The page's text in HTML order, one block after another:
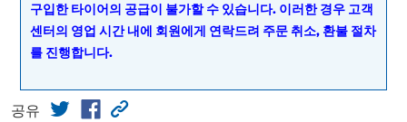
구입한 타이어의 공급이 불가할 수 있습니다. 이러한 경우 고객
센터의 영업 시간 내에 회원에게 연락드려 주문 취소, 환불 절차
를 진행합니다.
공유